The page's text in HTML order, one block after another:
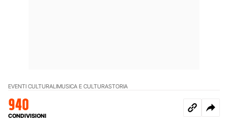
EVENTI CULTURALIMUSICA E CULTURASTORIA
940
CONDIVISIONI